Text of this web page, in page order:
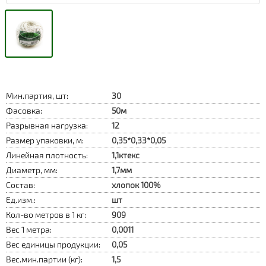
Мин.партия, шт:
30
Фасовка:
50м
Разрывная нагрузка:
12
Размер упаковки, м:
0,35*0,33*0,05
Линейная плотность:
1,1ктекс
Диаметр, мм:
1,7мм
Состав:
хлопок 100%
Ед.изм.:
шт
Кол-во метров в 1 кг:
909
Вес 1 метра:
0,0011
Вес единицы продукции:
0,05
Вес.мин.партии (кг):
1,5